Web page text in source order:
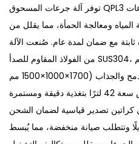
توفر آلة جرعات المسحوق QPL3 جرعات PAM آلية عالية الدقة بمعدل
المياه ومعالجة الحمأة، مما يقلل من
ثابتة مع ضمان لمدة عام. صُنعت الآلة
من الفولاذ المقاوم للصدأ SUS304، ومكونات مستوردة، وشاشة تحكم
تعمل باللمس. يتميز تصميمها المدمج والجذاب (1700×1000×1500 مم
لطراز 500 لتر/ساعة) وقادوس سعة 42 لترًا بتغذية دقيقة ومستمرة
كراتين تصدير قياسية لضمان الشحن
وتتطلب صيانة منخفضة، مما يُبسط